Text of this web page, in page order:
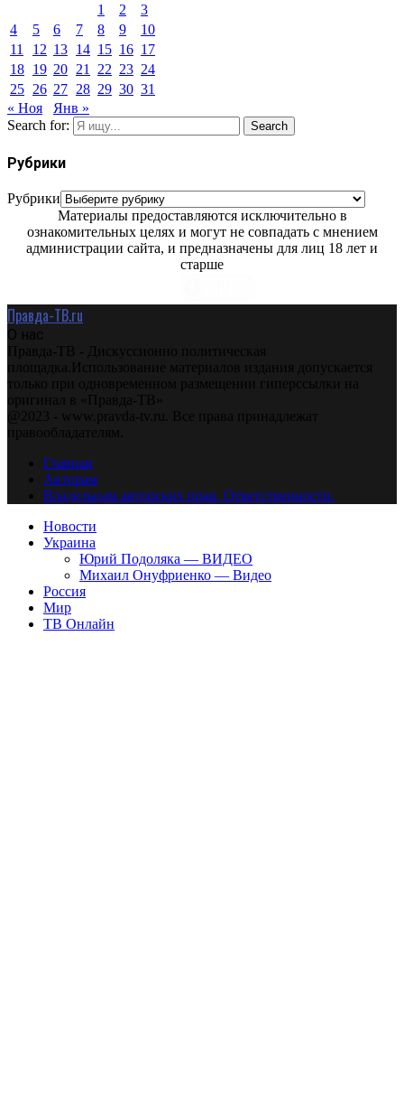
1
2
3
4
5 6 7 8 9
10
11
12 13 14 15 16 17
18 19 20 21 22 23 24
25 26 27 28 29 30 31
« Ноя
Янв »
Search for:
Search
Рубрики
Рубрики
Материалы предоставляются исключительно в
ознакомительных целях и могут не совпадать с мнением
администрации сайта, и предназначены для лиц 18 лет и
старше
Правда-ТВ.ru
О нас
Правда-ТВ - Дискуссионно политическая
площадка.Использование материалов издания допускается
только при одновременном размещении гиперссылки на
оригинал в «Правда-ТВ»
@2023 - www.pravda-tv.ru. Все права принадлежат
правообладателям.
Главная
Авторам
Владельцам авторских прав. Ответственности.
Новости
Украина
Юрий Подоляка — ВИДЕО
Михаил Онуфриенко — Видео
Россия
Мир
ТВ Онлайн